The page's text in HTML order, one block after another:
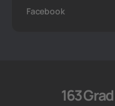
Facebook
163